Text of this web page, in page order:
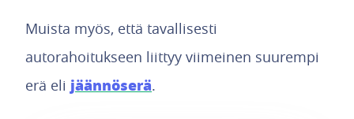
Muista myös, että tavallisesti
autorahoitukseen liittyy viimeinen suurempi
erä eli jäännöserä.